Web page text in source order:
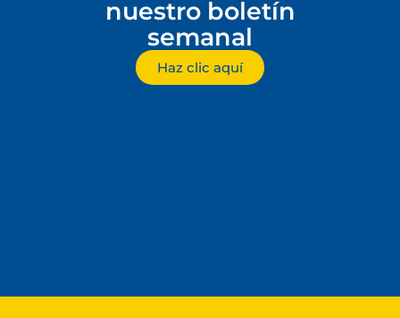
nuestro boletín
semanal
Haz clic aquí